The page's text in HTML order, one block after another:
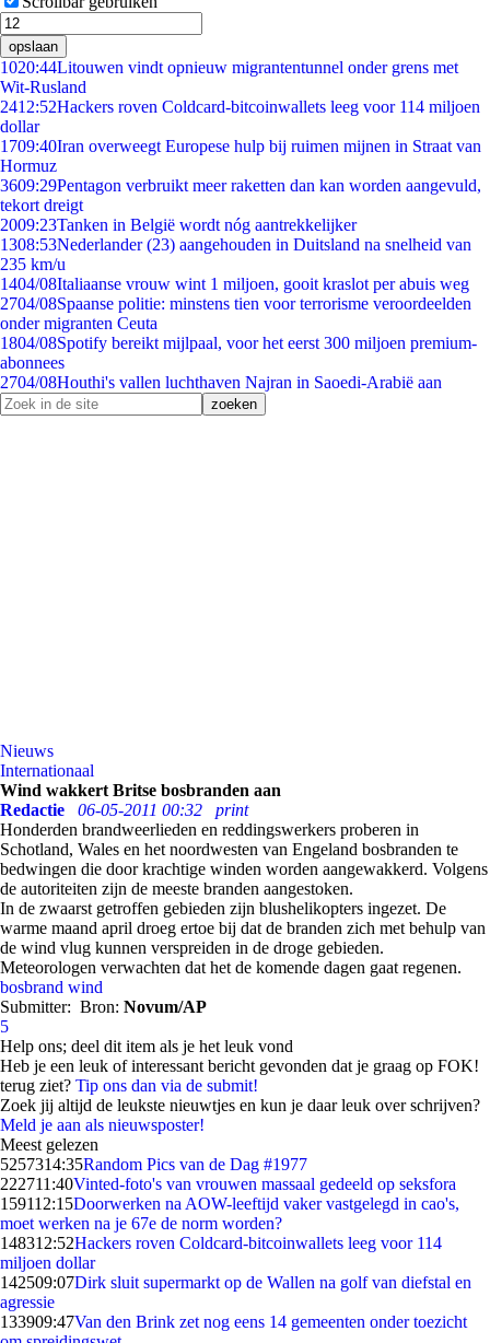
opslaan
1020:44Litouwen vindt opnieuw migrantentunnel onder grens met
Wit-Rusland
2412:52Hackers roven Coldcard-bitcoinwallets leeg voor 114 miljoen
dollar
1709:40Iran overweegt Europese hulp bij ruimen mijnen in Straat van
Hormuz
3609:29Pentagon verbruikt meer raketten dan kan worden aangevuld,
tekort dreigt
2009:23Tanken in België wordt nóg aantrekkelijker
1308:53Nederlander (23) aangehouden in Duitsland na snelheid van
235 km/u
1404/08Italiaanse vrouw wint 1 miljoen, gooit kraslot per abuis weg
2704/08Spaanse politie: minstens tien voor terrorisme veroordeelden
onder migranten Ceuta
1804/08Spotify bereikt mijlpaal, voor het eerst 300 miljoen premium-
abonnees
2704/08Houthi's vallen luchthaven Najran in Saoedi-Arabië aan
Nieuws
Internationaal
Wind wakkert Britse bosbranden aan
Redactie
06-05-2011 00:32
print
Honderden brandweerlieden en reddingswerkers proberen in
Schotland, Wales en het noordwesten van Engeland bosbranden te
bedwingen die door krachtige winden worden aangewakkerd. Volgens
de autoriteiten zijn de meeste branden aangestoken.
In de zwaarst getroffen gebieden zijn blushelikopters ingezet. De
warme maand april droeg ertoe bij dat de branden zich met behulp van
de wind vlug kunnen verspreiden in de droge gebieden.
Meteorologen verwachten dat het de komende dagen gaat regenen.
bosbrand wind
Submitter: Bron: Novum/AP
5
Help ons; deel dit item als je het leuk vond
Heb je een leuk of interessant bericht gevonden dat je graag op FOK!
terug ziet? Tip ons dan via de submit!
Zoek jij altijd de leukste nieuwtjes en kun je daar leuk over schrijven?
Meld je aan als nieuwsposter!
Meest gelezen
5257314:35Random Pics van de Dag #1977
222711:40Vinted-foto's van vrouwen massaal gedeeld op seksfora
159112:15Doorwerken na AOW-leeftijd vaker vastgelegd in cao's,
moet werken na je 67e de norm worden?
148312:52Hackers roven Coldcard-bitcoinwallets leeg voor 114
miljoen dollar
142509:07Dirk sluit supermarkt op de Wallen na golf van diefstal en
agressie
133909:47Van den Brink zet nog eens 14 gemeenten onder toezicht